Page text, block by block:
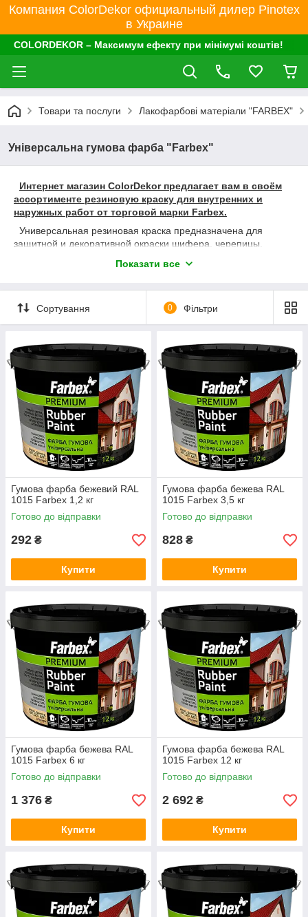
Компания ColorDekor официальный дилер Pinotex
в Украине
COLORDEKOR – Максимум ефекту при мінімумі коштів!
Товари та послуги Лакофарбові матеріали "FARBEX"
Універсальна гумова фарба "Farbex"
Интернет магазин ColorDekor предлагает вам в своём
ассортименте резиновую краску для внутренних и
наружных работ от торговой марки Farbex.
Универсальная резиновая краска предназначена для
защитной и декоративной окраски шифера, черепицы,
и незагрунтованного черного металла, профнастила,
фанеры, ДСП, ЦСП, ДВП, деревянных, гипсокартонных
поверхностей, поверхностей оклеенных обоями.
Підходить для фарбування дахів, цоколів, фасадів будівель,
водостічних труб і жолобів, стін ванних кімнат, цегляних і
кам'яних кладок, коридорів, кухонь, стовпів, огорож і інших
поверхонь. Фарбу можна наносити на поверхні, раніше
пофарбовані алкідними та олійними фарбами.
Показати все
Сортування 0 Фільтри
Гумова фарба бежевий RAL
1015 Farbex 1,2 кг
Готово до відправки
292 ₴
Купити
Гумова фарба бежева RAL
1015 Farbex 3,5 кг
Готово до відправки
828 ₴
Купити
Гумова фарба бежева RAL
1015 Farbex 6 кг
Готово до відправки
1 376 ₴
Купити
Гумова фарба бежева RAL
1015 Farbex 12 кг
Готово до відправки
2 692 ₴
Купити